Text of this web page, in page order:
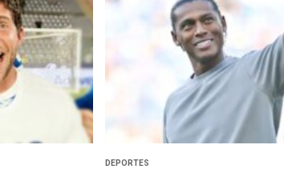
DEPORTES